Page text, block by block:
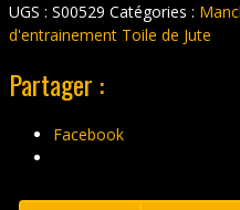
d'entraînement
chiot
UGS : S00529 Catégories :
d'entrainement Toile de Jute
Partager :
Facebook